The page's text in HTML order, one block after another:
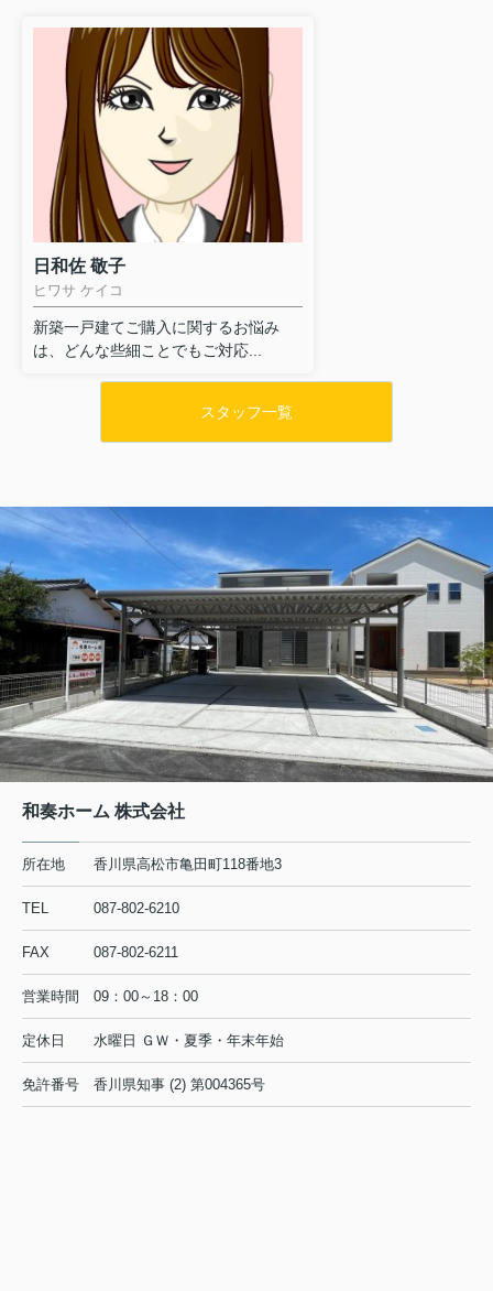
日和佐 敬子
ヒワサ ケイコ
新築一戸建てご購入に関するお悩み
は、どんな些細ことでもご対応...
スタッフ一覧
和奏ホーム 株式会社
所在地 香川県高松市亀田町118番地3
TEL 087-802-6210
FAX 087-802-6211
営業時間 09：00～18：00
定休日 水曜日 ＧＷ・夏季・年末年始
免許番号 香川県知事 (2) 第004365号